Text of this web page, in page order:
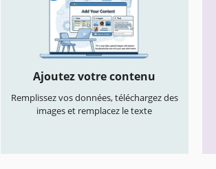
Ajoutez votre contenu
Remplissez vos données, téléchargez des
images et remplacez le texte